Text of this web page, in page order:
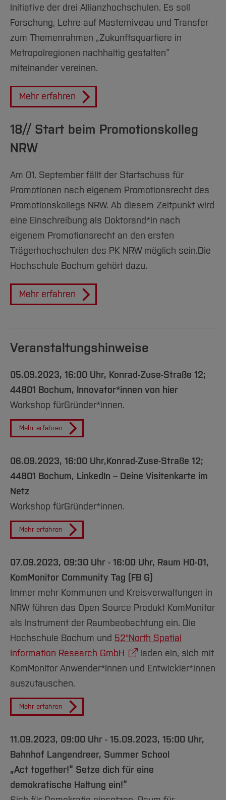
Initiative der drei Allianzhochschulen. Es soll
Forschung, Lehre auf Masterniveau und Transfer
zum Themenrahmen „Zukunftsquartiere in
Metropolregionen nachhaltig gestalten“
miteinander vereinen.
Mehr erfahren
18// Start beim Promotionskolleg
NRW
Am 01. September fällt der Startschuss für
Promotionen nach eigenem Promotionsrecht des
Promotionskollegs NRW. Ab diesem Zeitpunkt wird
eine Einschreibung als Doktorand*in nach
eigenem Promotionsrecht an den ersten
Trägerhochschulen des PK NRW möglich sein.Die
Hochschule Bochum gehört dazu.
Mehr erfahren
Veranstaltungshinweise
05.09.2023, 16:00 Uhr, Konrad-Zuse-Straße 12;
44801 Bochum, Innovator*innen von hier
Workshop fürGründer*innen.
Mehr erfahren
06.09.2023, 16:00 Uhr,Konrad-Zuse-Straße 12;
44801 Bochum, LinkedIn – Deine Visitenkarte im
Netz
Workshop fürGründer*innen.
Mehr erfahren
07.09.2023, 09:30 Uhr - 16:00 Uhr, Raum H0-01,
KomMonitor Community Tag (FB G)
Immer mehr Kommunen und Kreisverwaltungen in
NRW führen das Open Source Produkt KomMonitor
als Instrument der Raumbeobachtung ein. Die
Hochschule Bochum und 52°North Spatial
Information Research GmbH
laden ein, sich mit
KomMonitor Anwender*innen und Entwickler*innen
auszutauschen.
Mehr erfahren
11.09.2023, 09:00 Uhr - 15.09.2023, 15:00 Uhr,
Bahnhof Langendreer, Summer School
„Act together!“ Setze dich für eine
demokratische Haltung ein!“